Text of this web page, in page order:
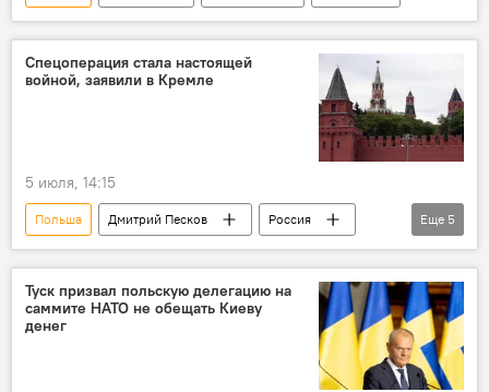
Спецоперация стала настоящей
войной, заявили в Кремле
5 июля, 14:15
Польша Дмитрий Песков
Россия
Евросоюз (ЕС)
Украина
Кремль
Киев
США
Еще 5
Туск призвал польскую делегацию на
саммите НАТО не обещать Киеву
денег